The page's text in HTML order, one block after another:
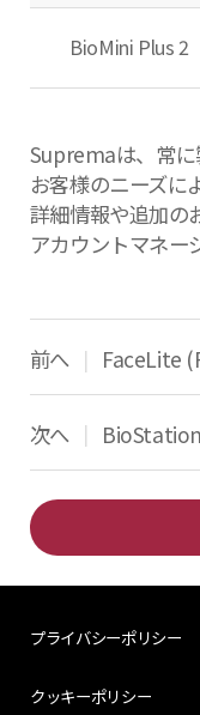
BioMini Plus 2
Supremaは、常に
お客様のニーズに
詳細情報や追加の
アカウントマネー
前へ | FaceLite
次へ |
プライバシーポリシー
クッキーポリシー